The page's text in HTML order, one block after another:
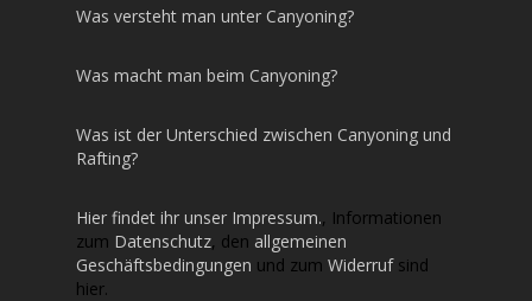
Was versteht man unter Canyoning?
Was macht man beim Canyoning?
Was ist der Unterschied zwischen Canyoning und
Rafting?
Hier findet ihr unser Impressum., Informationen
zum Datenschutz, den allgemeinen
Geschäftsbedingungen und zum Widerrufsind
hier.